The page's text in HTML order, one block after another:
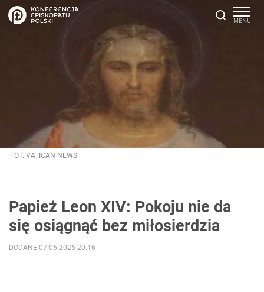
FOT. VATICAN NEWS
Papież Leon XIV: Pokoju nie da
się osiągnąć bez miłosierdzia
DODANE 07.06.2026 20:16